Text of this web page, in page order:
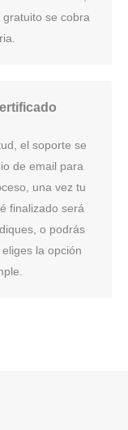
se cobra
el soporte se
de email para
una vez tu
finalizado será
o podrás
la opción